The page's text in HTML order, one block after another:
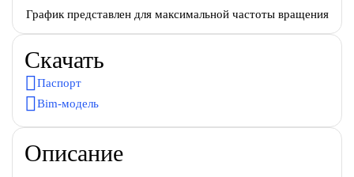
График представлен для максимальной частоты вращения
Скачать
Паспорт
Bim-модель
Описание